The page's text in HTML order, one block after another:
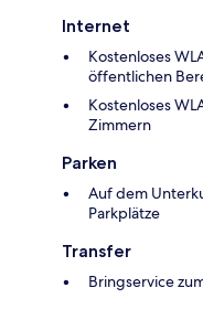
Internet
Kostenloses
öffentlichen
Kostenloses
Zimmern
Parken
Auf dem
Parkplätze
Transfer
Bringservice